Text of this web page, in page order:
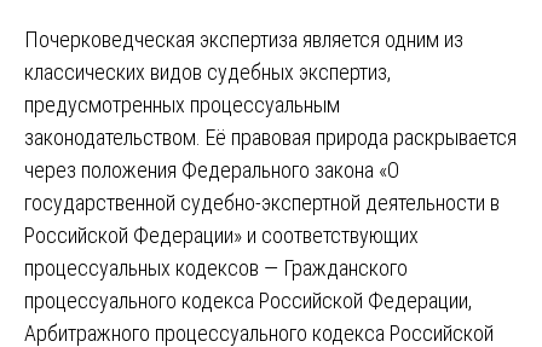
Почерковедческая экспертиза является одним из
классических видов судебных экспертиз,
предусмотренных процессуальным
законодательством. Её правовая природа раскрывается
через положения Федерального закона «О
государственной судебно-экспертной деятельности в
Российской Федерации» и соответствующих
процессуальных кодексов — Гражданского
процессуального кодекса Российской Федерации,
Арбитражного процессуального кодекса Российской